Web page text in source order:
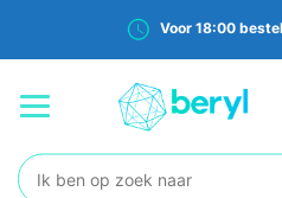
Voor 18:00
Zoeken: